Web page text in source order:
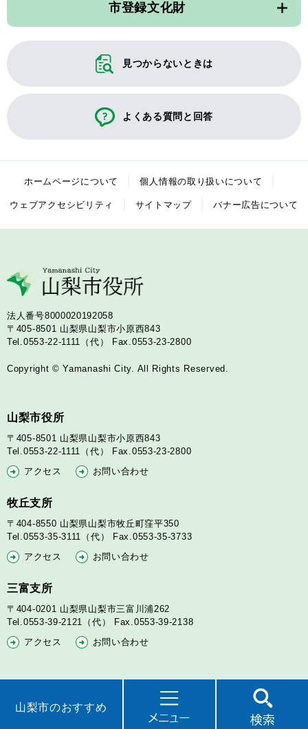
山梨市のおすすめ
市登録文化財
見つからないときは
よくある質問と回答
ホームページについて 個人情報の取り扱いについて
ウェブアクセシビリティ サイトマップ バナー広告について
法人番号8000020192058
〒405-8501 山梨県山梨市小原西843
Tel.0553-22-1111（代）
Fax.0553-23-2800
Copyright © Yamanashi City. All Rights Reserved.
山梨市役所
〒405-8501 山梨県山梨市小原西843
Tel.0553-22-1111（代）
Fax.0553-23-2800
アクセス
お問い合わせ
牧丘支所
〒404-8550 山梨県山梨市牧丘町窪平350
Tel.0553-35-3111（代）
Fax.0553-35-3733
アクセス
お問い合わせ
三富支所
〒404-0201 山梨県山梨市三富川浦262
Tel.0553-39-2121（代）
Fax.0553-39-2138
アクセス
お問い合わせ